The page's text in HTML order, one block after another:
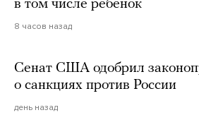
в том числе ребенок
8 часов назад
Сенат США одобрил
о санкциях против России
день назад